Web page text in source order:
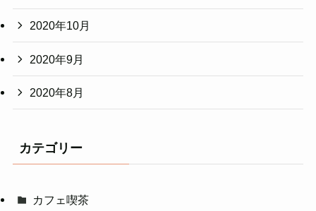
2020年10月
2020年9月
2020年8月
カテゴリー
カフェ喫茶